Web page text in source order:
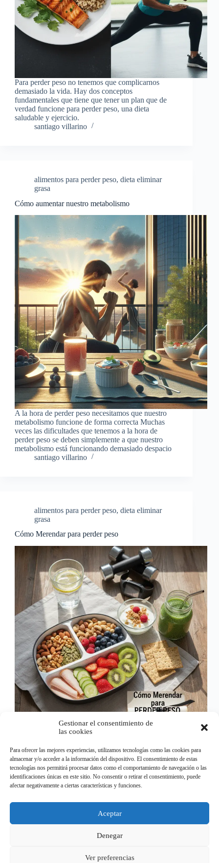
Gestionar el consentimiento de
las cookies
Para ofrecer las mejores experiencias, utilizamos tecnologías como las cookies para
almacenar y/o acceder a la información del dispositivo. El consentimiento de estas
tecnologías nos permitirá procesar datos como el comportamiento de navegación o las
identificaciones únicas en este sitio. No consentir o retirar el consentimiento, puede
afectar negativamente a ciertas características y funciones.
Aceptar
Denegar
Ver preferencias
Para perder peso no tenemos que complicarnos
demasiado la vida. Hay dos conceptos
fundamentales que tiene que tener un plan que de
verdad funcione para perder peso, una dieta
saludable y ejercicio.
santiago villarino
alimentos para perder peso, dieta eliminar
grasa
Cómo aumentar nuestro metabolismo
A la hora de perder peso necesitamos que nuestro
metabolismo funcione de forma correcta Muchas
veces las dificultades que tenemos a la hora de
perder peso se deben simplemente a que nuestro
metabolismo está funcionando demasiado despacio
santiago villarino
alimentos para perder peso, dieta eliminar
grasa
Cómo Merendar para perder peso
elevar el metabolismo y perder peso es comer 5
veces al día. Recuerdas cuando eras niño y tomabas
la merienda todos los días y estabas bien y no
necesitabas perder peso ?
santiago villarino
Usamos cookies en nuestro sitio web para brindarle la
experiencia más relevante recordando sus preferencias y visitas